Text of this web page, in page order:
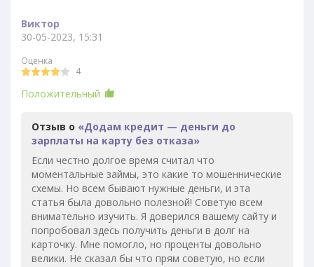
Виктор
30-05-2023, 15:31
Оценка
4
Положительный
Отзыв о «Додам кредит — деньги до
зарплаты на карту без отказа»
Если честно долгое время считал что
моментальные займы, это какие то мошеннические
схемы. Но всем бывают нужные деньги, и эта
статья была довольно полезной! Советую всем
внимательно изучить. Я доверился вашему сайту и
попробовал здесь получить деньги в долг на
карточку. Мне помогло, но проценты довольно
велики. Не сказал бы что прям советую, но если